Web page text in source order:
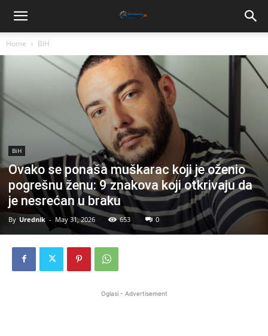
Home BiH
BiH
Ovako se ponaša muškarac koji je oženio
pogrešnu ženu: 9 znakova koji otkrivaju da
je nesrećan u braku
By Urednik - May 31, 2026 653 0
Oglasi - Advertisement